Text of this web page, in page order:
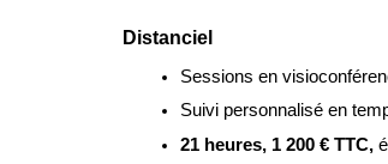
Distanciel
Sessions en
Suivi personnalisé en
21 heures, 1 200 € TTC,